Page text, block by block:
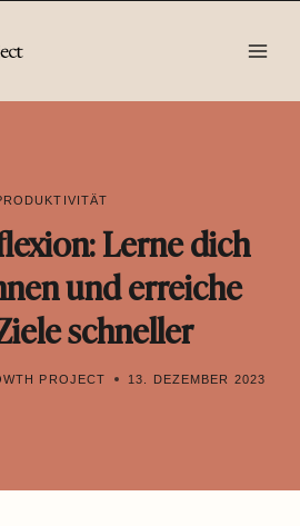
Lerne dich
und erreiche
schneller
PROJECT 13. DEZEMBER 2023